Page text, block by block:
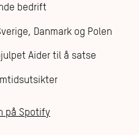
bedrift
Danmark og Polen
Aider til å satse
på Spotify